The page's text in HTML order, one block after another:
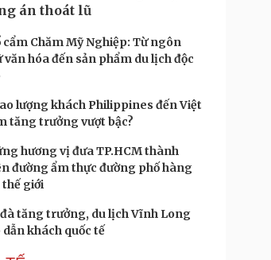
án thoát lũ
cẩm Chăm Mỹ Nghiệp: Từ ngôn
văn hóa đến sản phẩm du lịch độc
lượng khách Philippines đến Việt
tăng trưởng vượt bậc?
hương vị đưa TP.HCM thành
đường ẩm thực đường phố hàng
thế giới
tăng trưởng, du lịch Vĩnh Long
dẫn khách quốc tế